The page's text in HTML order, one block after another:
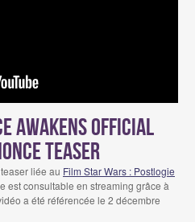
Awakens Official
Teaser
liée au Film Star Wars : Postlogie
est consultable en streaming grâce à
a été référencée le 2 décembre